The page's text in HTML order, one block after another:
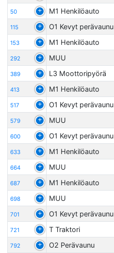
50 M1 Henkilöauto
115 O1 Kevyt perävaunu
153 M1 Henkilöauto
292 MUU
389 L3 Moottoripyörä
413 M1 Henkilöauto
517 O1 Kevyt perävaunu
579 MUU
600 O1 Kevyt perävaunu
633 M1 Henkilöauto
664 MUU
687 M1 Henkilöauto
698 MUU
701 O1 Kevyt perävaunu
721 T Traktori
792 O2 Perävaunu